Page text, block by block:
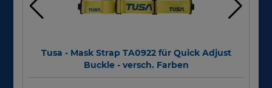
Tusa - Mask Strap TA0922 für Quick Adjust
Buckle - versch. Farben